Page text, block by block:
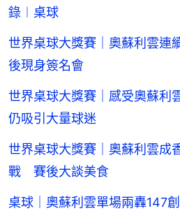
錄︱桌球
世界桌球大獎賽｜奧蘇利雲連
後現身簽名會
世界桌球大獎賽｜感受奧蘇
仍吸引大量球迷
世界桌球大獎賽｜奧蘇利雲成
戰 賽後大談美食
桌球｜奧蘇利雲單場兩轟147